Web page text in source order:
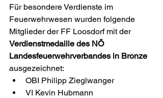
Für besondere Verdienste im
Feuerwehrwesen wurden folgende
Mitglieder der FF Loosdorf mit der
Verdienstmedaille des NÖ
Landesfeuerwehrverbandes in Bronze
ausgezeichnet:
OBI Philipp Zieglwanger
VI Kevin Hubmann